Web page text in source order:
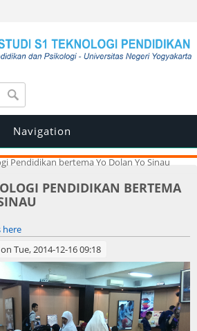
Navigation
Pendidikan bertema Yo Dolan Yo Sinau
PENDIDIKAN BERTEMA
here
on Tue, 2014-12-16 09:18